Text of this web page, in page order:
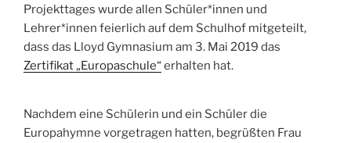
Projekttages wurde allen Schüler*innen und
Lehrer*innen feierlich auf dem Schulhof mitgeteilt,
dass das Lloyd Gymnasium am 3. Mai 2019 das
Zertifikat „Europaschule“ erhalten hat.
Nachdem eine Schülerin und ein Schüler die
Europahymne vorgetragen hatten, begrüßten Frau